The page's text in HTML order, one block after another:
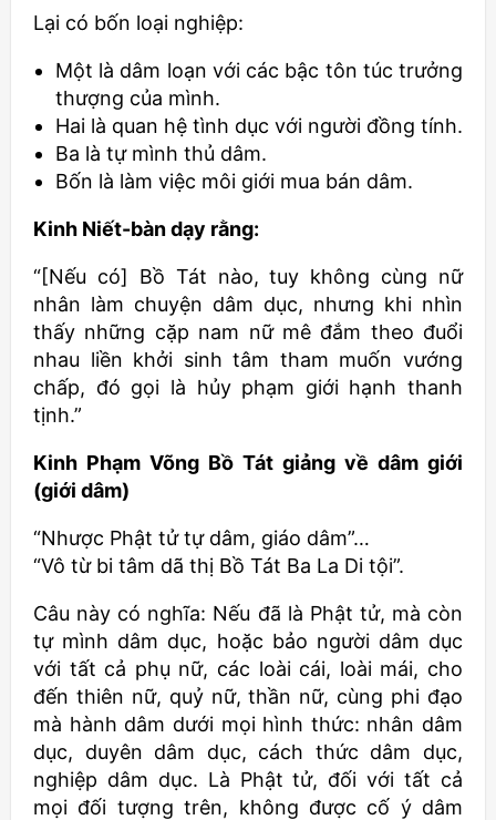
Lại có bốn loại nghiệp:
Một là dâm loạn với các bậc tôn túc trưởng
thượng của mình.
Hai là quan hệ tình dục với người đồng tính.
Ba là tự mình thủ dâm.
Bốn là làm việc môi giới mua bán dâm.
Kinh Niết-bàn dạy rằng:
“[Nếu có] Bồ Tát nào, tuy không cùng nữ
nhân làm chuyện dâm dục, nhưng khi nhìn
thấy những cặp nam nữ mê đắm theo đuổi
nhau liền khởi sinh tâm tham muốn vướng
chấp, đó gọi là hủy phạm giới hạnh thanh
tịnh.”
Kinh Phạm Võng Bồ Tát giảng về dâm giới
(giới dâm)
“Nhược Phật tử tự dâm, giáo dâm”…
“Vô từ bi tâm dã thị Bồ Tát Ba La Di tội”.
Câu này có nghĩa: Nếu đã là Phật tử, mà còn
tự mình dâm dục, hoặc bảo người dâm dục
với tất cả phụ nữ, các loài cái, loài mái, cho
đến thiên nữ, quỷ nữ, thần nữ, cùng phi đạo
mà hành dâm dưới mọi hình thức: nhân dâm
dục, duyên dâm dục, cách thức dâm dục,
nghiệp dâm dục. Là Phật tử, đối với tất cả
mọi đối tượng trên, không được cố ý dâm